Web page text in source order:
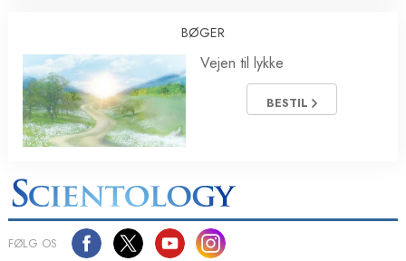
BØGER
Vejen til lykke
BESTIL
FØLG OS